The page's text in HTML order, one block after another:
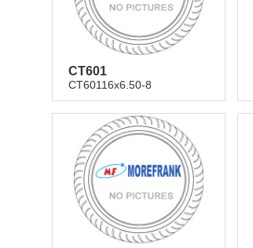
CT601
CT60116x6.50-8